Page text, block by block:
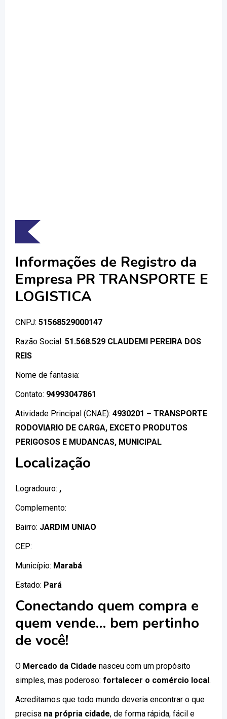
Informações de Registro da
Empresa PR TRANSPORTE E
LOGISTICA
CNPJ: 51568529000147
Razão Social: 51.568.529 CLAUDEMI PEREIRA DOS
REIS
Nome de fantasia:
Contato: 94993047861
Atividade Principal (CNAE): 4930201 – TRANSPORTE
RODOVIARIO DE CARGA, EXCETO PRODUTOS
PERIGOSOS E MUDANCAS, MUNICIPAL
Localização
Logradouro: ,
Complemento:
Bairro: JARDIM UNIAO
CEP:
Município: Marabá
Estado: Pará
Conectando quem compra e
quem vende… bem pertinho
de você!
O Mercado da Cidade nasceu com um propósito
simples, mas poderoso: fortalecer o comércio local.
Acreditamos que todo mundo deveria encontrar o que
precisa na própria cidade, de forma rápida, fácil e